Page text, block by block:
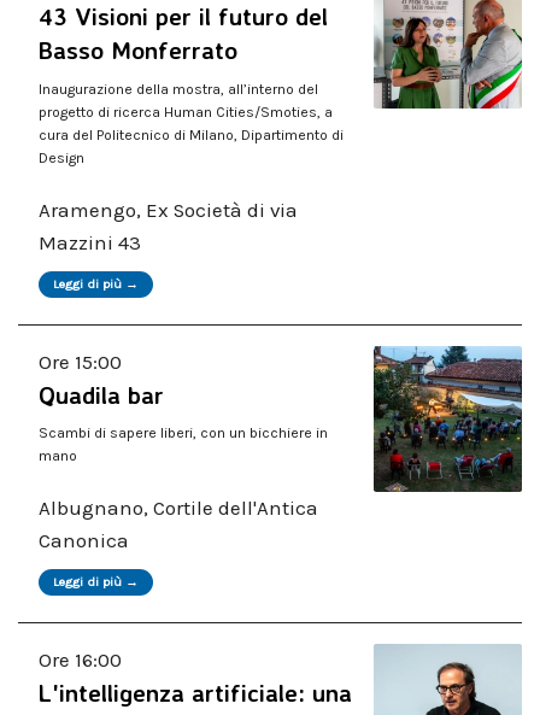
43 Visioni per il futuro del
Basso Monferrato
Inaugurazione della mostra, all’interno del
progetto di ricerca Human Cities/Smoties, a
cura del Politecnico di Milano, Dipartimento di
Design
Aramengo, Ex Società di via
Mazzini 43
Leggi di più →
Ore 15:00
Quadila bar
Scambi di sapere liberi, con un bicchiere in
mano
Albugnano, Cortile dell'Antica
Canonica
Leggi di più →
Ore 16:00
L'intelligenza artificiale: una